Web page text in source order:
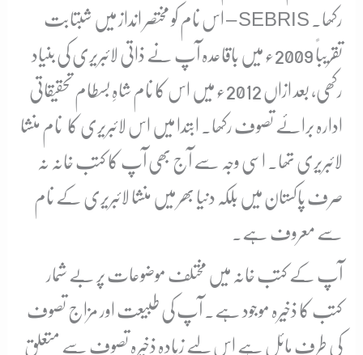
اس نام کو مختصر انداز میں شبتابت – SEBRIS رکھا۔
تقریباً 2009ء میں باقاعدہ آپ نے ذاتی لائبریری کی بنیاد
رکھی، بعد ازاں 2012ء میں اس کا نام شاہِ بسطام تحقیقاتی
ادارہ برائے تصوف رکھا۔ ابتدا میں اس لائبریری کا نام منشا
لائبریری تھا۔ اسی وجہ سے آج بھی آپ کا کتب خانہ نہ
صرف پاکستان میں بلکہ دنیا بھر میں منشا لائبریری کے نام
سے معروف ہے۔
آپ کے کتب خانہ میں مختلف موضوعات پر بے شمار
کتب کا ذخیرہ موجود ہے۔ آپ کی طبیعت اور مزاج تصوف
کی طرف مائل ہے اس لیے زیادہ ذخیرہ تصوف سے متعلق